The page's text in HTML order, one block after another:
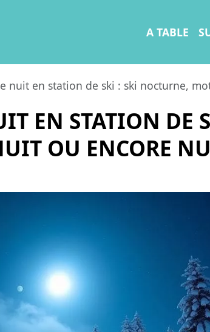
A TABLE
nuit en station de ski : ski nocturne,
EN STATION DE
OU ENCORE